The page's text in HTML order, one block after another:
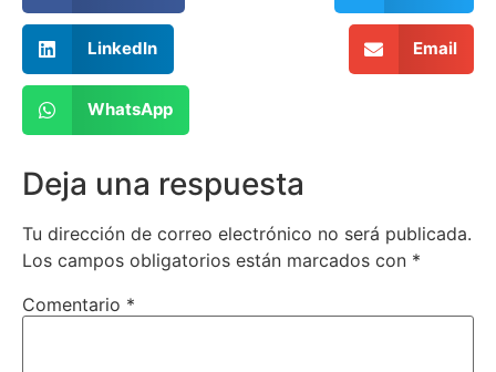
LinkedIn Email
WhatsApp
Deja una respuesta
Tu dirección de correo electrónico no será publicada.
Los campos obligatorios están marcados con *
Comentario *